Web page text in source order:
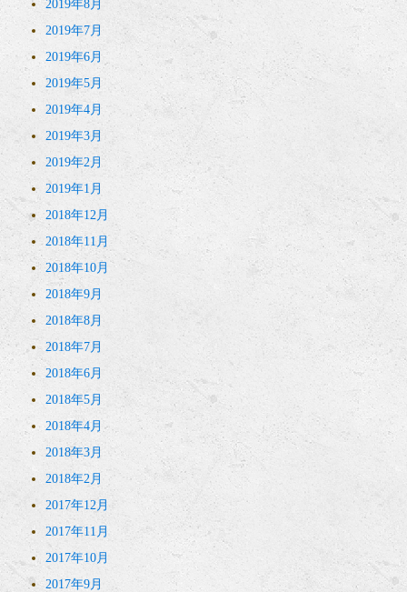
2019年8月
2019年7月
2019年6月
2019年5月
2019年4月
2019年3月
2019年2月
2019年1月
2018年12月
2018年11月
2018年10月
2018年9月
2018年8月
2018年7月
2018年6月
2018年5月
2018年4月
2018年3月
2018年2月
2017年12月
2017年11月
2017年10月
2017年9月